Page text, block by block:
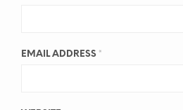
EMAIL ADDRESS *